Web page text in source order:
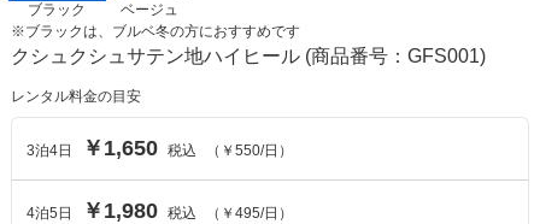
ブラック
ベージュ
※ブラックは、 ブルベ冬の方におすすめです
クシュクシュサテン地ハイヒール(商品番号：GFS001)
レンタル料金の目安
3泊4日 ￥1,650 税込 （ ￥550/日）
4泊5 日 ￥1,980 税込 （ ￥495/日）